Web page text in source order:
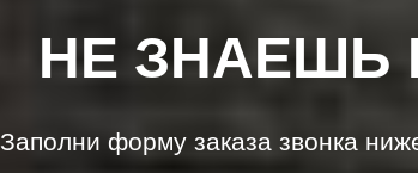
НЕ ЗНАЕШЬ
Заполни форму заказа звонка